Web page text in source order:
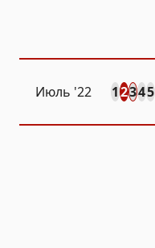
Июль '22 12345